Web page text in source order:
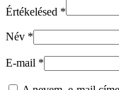
Értékelésed *
Név *
E-mail *